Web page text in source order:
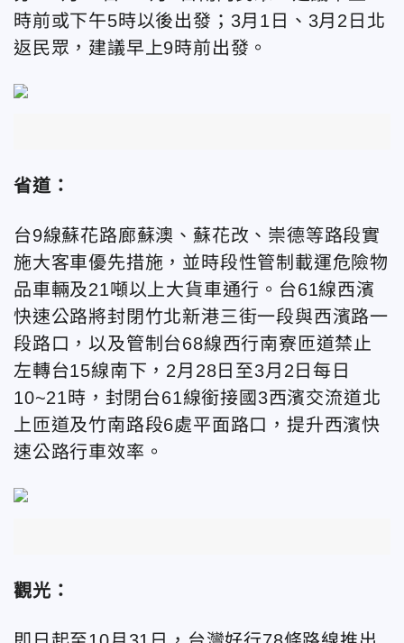
時前或下午5時以後出發；3月1日、3月2日北
返民眾，建議早上9時前出發。
省道：
台9線蘇花路廊蘇澳、蘇花改、崇德等路段實
施大客車優先措施，並時段性管制載運危險物
品車輛及21噸以上大貨車通行。台61線西濱
快速公路將封閉竹北新港三街一段與西濱路一
段路口，以及管制台68線西行南寮匝道禁止
左轉台15線南下，2月28日至3月2日每日
10~21時，封閉台61線銜接國3西濱交流道北
上匝道及竹南路段6處平面路口，提升西濱快
速公路行車效率。
觀光：